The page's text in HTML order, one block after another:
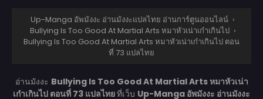
Up-Manga อัพมังงะ อ่านมังงะแปลไทย อ่านการ์ตูนออนไลน์ ›
Bullying Is Too Good At Martial Arts หมาหัวเน่าเก๋าเกินไป ›
Bullying Is Too Good At Martial Arts หมาหัวเน่าเก๋าเกินไป ตอน
ที่ 73 แปลไทย
อ่านมังงะ Bullying Is Too Good At Martial Arts หมาหัวเน่า
เก๋าเกินไป ตอนที่ 73 แปลไทยที่เว็บ Up-Manga อัพมังงะ อ่านมังงะ